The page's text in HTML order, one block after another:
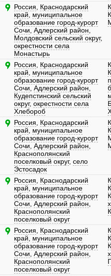
Россия
Краснодарский
край
муниципальное
образование город-курорт
Сочи Адлерский район
Молдовский сельский округ,
окрестности села
Монастырь
Россия
Краснодарский
край
муниципальное
образование город-курорт
Сочи Адлерский район
Кудепстинский сельский
округ, окрестности села
Хлебороб
Россия
Краснодарский
край
муниципальное
образование город-курорт
Сочи Адлерский район
Краснополянский
поселковый округ, село
Эстосадок
Россия
Краснодарский
край
муниципальное
образование город-курорт
Сочи Адлерский район
Краснополянский
поселковый округ
Россия
Краснодарский
край
муниципальное
образование город-курорт
Сочи Адлерский район
Краснополянский
поселковый округ